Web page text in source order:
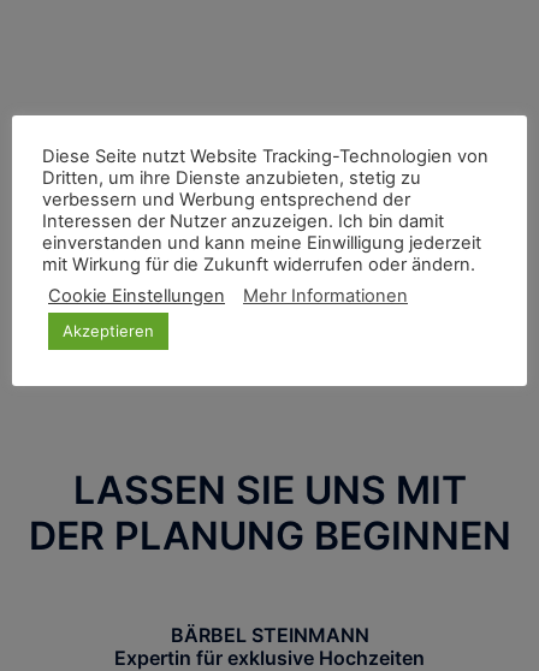
„Das große Ganze beginnt mit einem Ohr für
die kleinen Dinge“
LASSEN SIE UNS MIT
DER PLANUNG BEGINNEN
BÄRBEL STEINMANN
Expertin für exklusive Hochzeiten
Diese Seite nutzt Website Tracking-Technologien von
Dritten, um ihre Dienste anzubieten, stetig zu
verbessern und Werbung entsprechend der
Interessen der Nutzer anzuzeigen. Ich bin damit
einverstanden und kann meine Einwilligung jederzeit
mit Wirkung für die Zukunft widerrufen oder ändern.
Cookie Einstellungen
Mehr Informationen
Akzeptieren